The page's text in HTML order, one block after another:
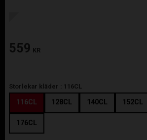
559 KR
Storlekar kläder : 116CL
116CL 128CL 140CL 152CL
176CL